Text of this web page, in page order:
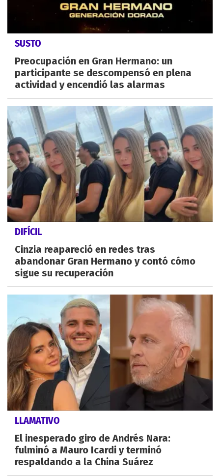
SUSTO
Preocupación en Gran Hermano: un
participante se descompensó en plena
actividad y encendió las alarmas
DIFÍCIL
Cinzia reapareció en redes tras
abandonar Gran Hermano y contó cómo
sigue su recuperación
LLAMATIVO
El inesperado giro de Andrés Nara:
fulminó a Mauro Icardi y terminó
respaldando a la China Suárez